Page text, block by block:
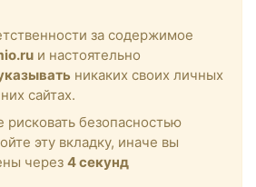
за содержимое
и настоятельно
никаких своих личных
сайтах.
рисковать безопасностью
эту вкладку, иначе вы
через 4секунд